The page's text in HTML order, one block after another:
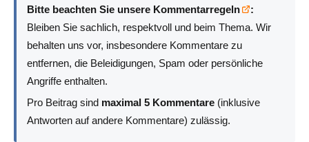
Bitte beachten Sie unsere Kommentarregeln
:
Bleiben Sie sachlich, respektvoll und beim Thema. Wir
behalten uns vor, insbesondere Kommentare zu
entfernen, die Beleidigungen, Spam oder persönliche
Angriffe enthalten.
Pro Beitrag sind maximal 5 Kommentare (inklusive
Antworten auf andere Kommentare) zulässig.